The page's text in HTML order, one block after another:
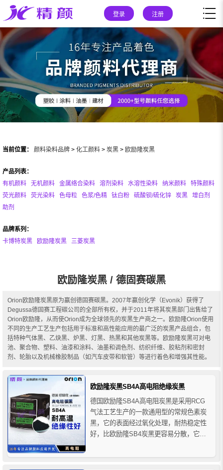
登录 注册
当前位置： 颜料染料品牌 > 化工颜料 > 炭黑 > 欧励隆炭黑
产品列表：
有机颜料
无机颜料 金属络合染料 溶剂染料 水溶性染料 纳米颜料
特殊颜料
荧光颜料
荧光染料 色母粒 色浆/色精 钛白粉 硫酸钡/硫化锌 炭黑
增白剂
助剂
品牌系列：
卡博特炭黑
欧励隆炭黑 三菱炭黑
欧励隆炭黑 / 德固赛碳黑
Orion欧励隆炭黑原为赢创德固赛碳黑。2007年赢创化学（Evonik）获得了
Degussa德固赛工程碳公司的全部所有权，并于2011年将其炭黑部门出售给了
Orion欧励隆，从而使Orion成为全球领先的炭黑生产商之一。欧励隆Orion使用
不同的生产工艺生产包括用于标准和高性能应用的最广泛的炭黑产品组合，包
括特种气体黑、乙炔黑、炉黑、灯黑、热黑和其他炭黑等。欧励隆炭黑可对电
池、聚合物、塑料、油漆和涂料、油墨和调色剂、纺织纤维、胶粘剂和密封
剂、轮胎以及机械橡胶制品（如汽车皮带和软管）等进行着色和增强其性能。
欧励隆炭黑SB4A高电阻绝缘炭黑
德国欧励隆SB4A高电阻炭黑是采用RCG
气法工艺生产的一款通用型的常规色素炭
黑，它的表面经过氧化处理，耐热稳定性
好，比欧励隆SB4炭黑更容易分散，它的
的，适用于高品质包装油墨、复写纸、冲